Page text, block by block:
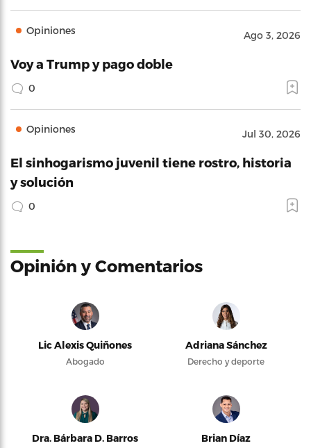
Opiniones Ago 3, 2026
Voy a Trump y pago doble
0
Opiniones Jul 30, 2026
El sinhogarismo juvenil tiene rostro, historia
y solución
0
Opinión y Comentarios
Lic Alexis Quiñones
Abogado
Adriana Sánchez
Derecho y deporte
Dra. Bárbara D. Barros Brian Díaz